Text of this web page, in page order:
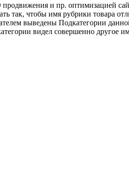
продвижения и пр. оптимизацией
так, чтобы имя рубрики товара
выведены Подкатегории
видел совершенно другое